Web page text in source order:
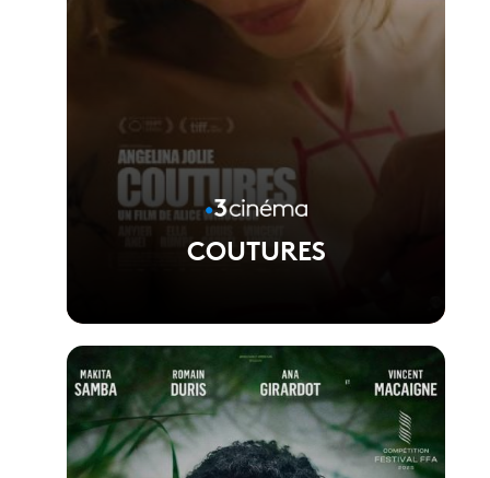
COUTURES
Voir la fiche du film